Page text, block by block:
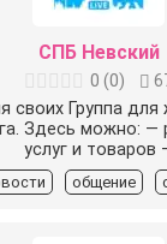
СПБ Невский
0 (0)
своих Группа для
Здесь можно: —
услуг и товаров
общение